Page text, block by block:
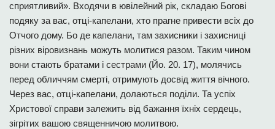
сприятливий». Входячи в ювілейний рік, складаю Богові
подяку за вас, отці-капелани, хто прагне привести всіх до
Отчого дому. Бо де капелани, там захисники і захисниці
різних віровизнань можуть молитися разом. Таким чином
вони стають братами і сестрами (Йо. 20. 17), молячись
перед обличчям смерті, отримують досвід життя вічного.
Через вас, отці-капелани, долаються поділи. Та успіх
Христової справи залежить від бажання їхніх сердець,
зігрітих вашою священничою молитвою.